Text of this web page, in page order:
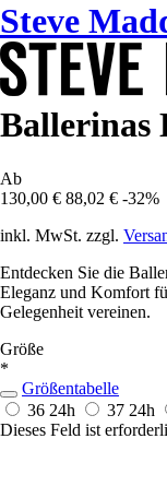
Steve
Ballerinas
Ab
130,00 € 88,02 € -32%
inkl. MwSt. zzgl.
Entdecken Sie die
Eleganz und Komfort
Gelegenheit vereinen.
Größe
*
Größentabelle
36 24h 37 24h
Dieses Feld ist